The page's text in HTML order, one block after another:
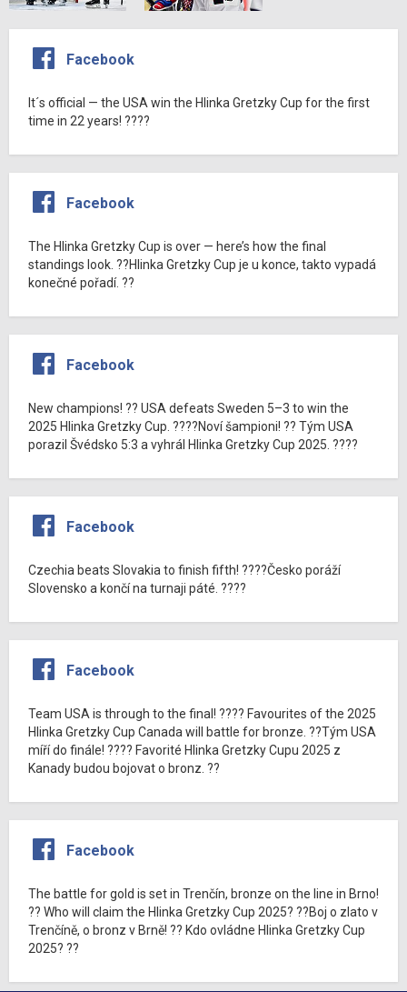
Facebook
It´s official — the USA win the Hlinka Gretzky Cup for the first
time in 22 years! ????
Facebook
The Hlinka Gretzky Cup is over — here’s how the final
standings look. ??Hlinka Gretzky Cup je u konce, takto vypadá
konečné pořadí. ??
Facebook
New champions! ?? USA defeats Sweden 5–3 to win the
2025 Hlinka Gretzky Cup. ????Noví šampioni! ?? Tým USA
porazil Švédsko 5:3 a vyhrál Hlinka Gretzky Cup 2025. ????
Facebook
Czechia beats Slovakia to finish fifth! ????Česko poráží
Slovensko a končí na turnaji páté. ????
Facebook
Team USA is through to the final! ???? Favourites of the 2025
Hlinka Gretzky Cup Canada will battle for bronze. ??Tým USA
míří do finále! ???? Favorité Hlinka Gretzky Cupu 2025 z
Kanady budou bojovat o bronz. ??
Facebook
The battle for gold is set in Trenčín, bronze on the line in Brno!
?? Who will claim the Hlinka Gretzky Cup 2025? ??Boj o zlato v
Trenčíně, o bronz v Brně! ?? Kdo ovládne Hlinka Gretzky Cup
2025? ??